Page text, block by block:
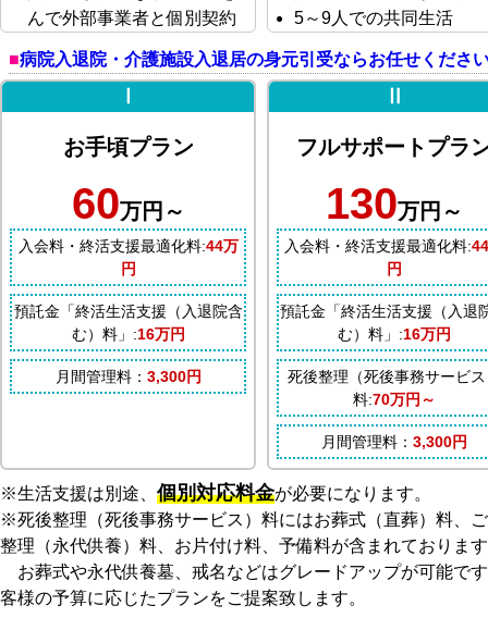
んで外部事業者と個別契約
5～9人での共同生活
病院入退院・介護施設入退居の身元引受ならお任せくださ
Ⅰ
お手頃プラン
60万円～
入会料・終活支援最適化料:44万
円
預託金「終活生活支援（入退院含
む）料」:16万円
月間管理料： 3,300円
Ⅱ
フルサポートプラ
130万円～
入会料・終活支援最適化料:
円
預託金「終活生活支援（入退
む）料」:16万円
死後整理（死後事務サービ
料:70万円～
月間管理料：3,300円
※生活支援は別途、 個別対応料金が必要になります。
※死後整理（死後事務サービス）料にはお葬式（直葬）料、
整理（永代供養）料、お片付け料、予備料が含まれておりま
お葬式や永代供養墓、戒名などはグレードアップが可能で
客様の予算に応じたプランをご提案致します。